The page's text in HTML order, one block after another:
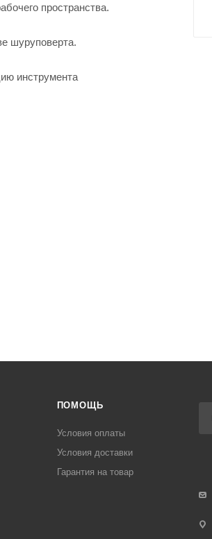
пространства.
шуруповерта.
инструмента
ПОМОЩЬ
Условия оплаты
Условия доставки
Гарантия на товар